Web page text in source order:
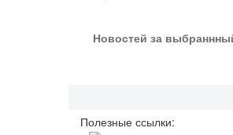
Новостей за
Полезные ссылки: